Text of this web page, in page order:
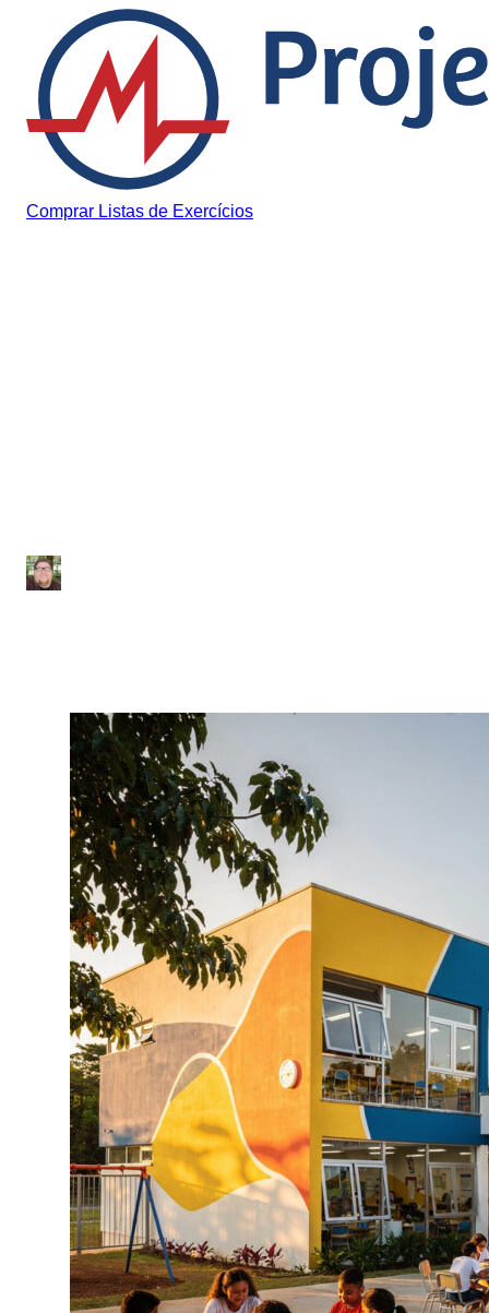
Pular para o conteúdo
Comprar Listas de Exercícios